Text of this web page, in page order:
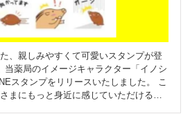
、親しみやすくて可愛いスタンプが登
スタンプをリリースいたしました。 こ
まにもっと身近に感じていただけるよ